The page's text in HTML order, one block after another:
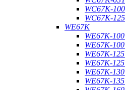
WC67K-
WC67K-
WE67K
WE67K-
WE67K-
WE67K-
WE67K-
WE67K-
WE67K-